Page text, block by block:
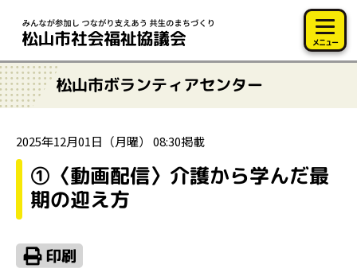
メニュー
松山市ボランティアセンター
2025年12月01日（月曜） 08:30掲載
①〈動画配信〉介護から学んだ最
期の迎え方